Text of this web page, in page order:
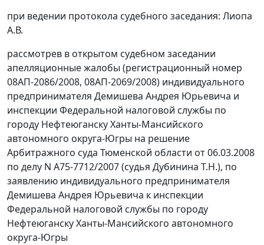
при ведении протокола судебного заседания: Лиопа
А.В.
рассмотрев в открытом судебном заседании
апелляционные жалобы (регистрационный номер
08АП-2086/2008, 08АП-2069/2008) индивидуального
предпринимателя Демишева Андрея Юрьевича и
инспекции Федеральной налоговой службы по
городу Нефтеюганску Ханты-Мансийского
автономного округа-Югры на решение
Арбитражного суда Тюменской области от 06.03.2008
по делу N А75-7712/2007 (судья Дубинина Т.Н.), по
заявлению индивидуального предпринимателя
Демишева Андрея Юрьевича к инспекции
Федеральной налоговой службы по городу
Нефтеюганску Ханты-Мансийского автономного
округа-Югры